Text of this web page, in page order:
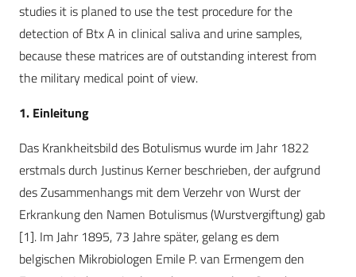
studies it is planed to use the test procedure for the
detection of Btx A in clinical saliva and urine samples,
because these matrices are of outstanding interest from
the military medical point of view.
1. Einleitung
Das Krankheitsbild des Botulismus wurde im Jahr 1822
erstmals durch Justinus Kerner beschrieben, der aufgrund
des Zusammenhangs mit dem Verzehr von Wurst der
Erkrankung den Namen Botulismus (Wurstvergiftung) gab
[1]. Im Jahr 1895, 73 Jahre später, gelang es dem
belgischen Mikrobiologen Emile P. van Ermengem den